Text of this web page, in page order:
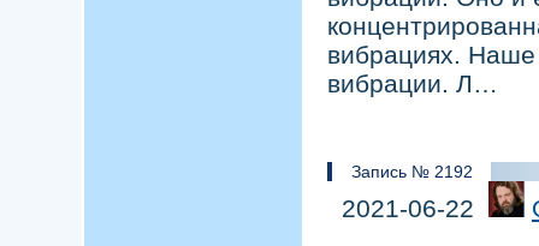
вибрациях. Наше
вибрации. Л…
Запись № 2192
2021-06-22